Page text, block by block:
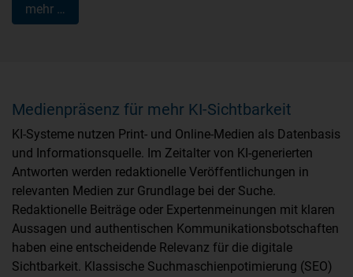
mehr …
Medienpräsenz für mehr KI-Sichtbarkeit
KI-Systeme nutzen Print- und Online-Medien als Datenbasis
und Informationsquelle. Im Zeitalter von KI-generierten
Antworten werden redaktionelle Veröffentlichungen in
relevanten Medien zur Grundlage bei der Suche.
Redaktionelle Beiträge oder Expertenmeinungen mit klaren
Aussagen und authentischen Kommunikationsbotschaften
haben eine entscheidende Relevanz für die digitale
Sichtbarkeit. Klassische Suchmaschienpotimierung (SEO)